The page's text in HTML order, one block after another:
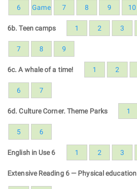
6 Game 7 8 9 10
6b. Teen camps 1 2 3
7 8 9
6c. A whale of a time! 1 2
6 7
6d. Culture Corner. Theme Parks 1
5 6
English in Use 6 1 2 3
Extensive Reading 6 — Physical education